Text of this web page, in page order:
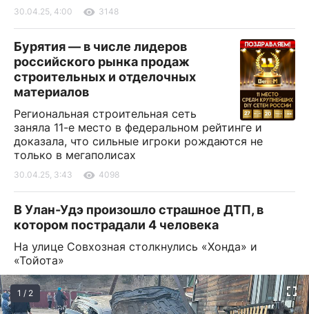
30.04.25, 4:00 3148
Бурятия — в числе лидеров
российского рынка продаж
строительных и отделочных
материалов
Региональная строительная сеть
заняла 11-е место в федеральном рейтинге и
доказала, что сильные игроки рождаются не
только в мегаполисах
30.04.25, 3:43 4098
В Улан-Удэ произошло страшное ДТП, в
котором пострадали 4 человека
На улице Совхозная столкнулись «Хонда» и
«Тойота»
1 / 2